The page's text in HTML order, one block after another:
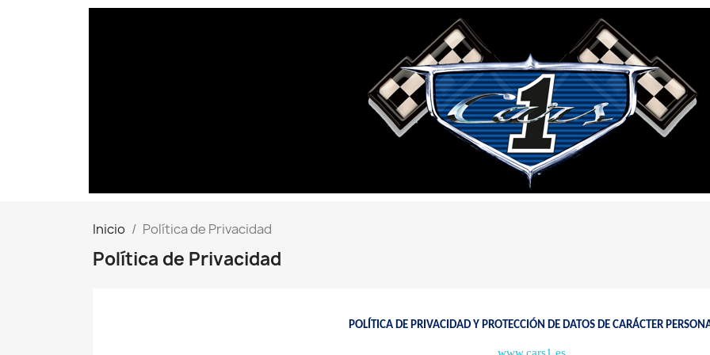
Inicio Política de Privacidad
Política de Privacidad
POLÍTICA DE PRIVACIDAD Y PROTECCIÓN DE DATOS DE CARÁCTER